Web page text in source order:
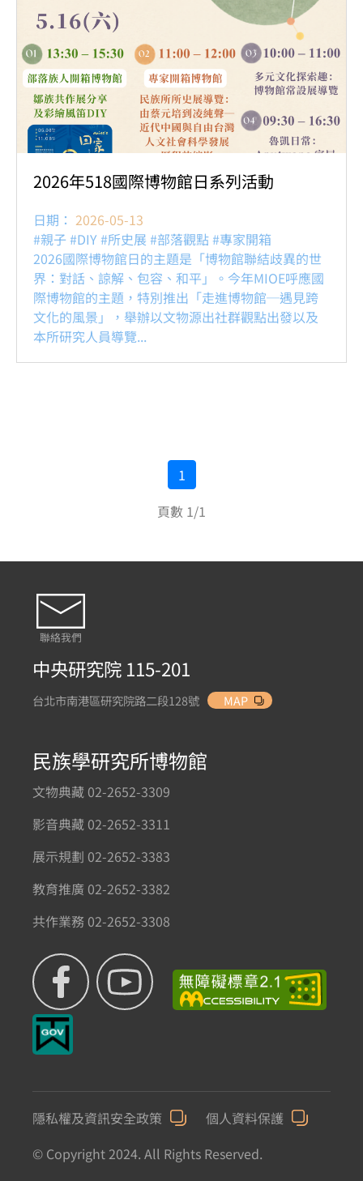
2026年518國際博物館日系列活動
日期： 2026-05-13
#親子 #DIY #所史展 #部落觀點 #專家開箱
2026國際博物館日的主題是「博物館聯結歧異的世
界：對話、諒解、包容、和平」。今年MIOE呼應國
際博物館的主題，特別推出「走進博物館─遇見跨
文化的風景」，舉辦以文物源出社群觀點出發以及
本所研究人員導覽...
1
頁數 1/1
聯絡我們
中央研究院 115-201
台北市南港區研究院路二段128號 MAP
民族學研究所博物館
文物典藏 02-2652-3309
影音典藏 02-2652-3311
展示規劃 02-2652-3383
教育推廣 02-2652-3382
共作業務 02-2652-3308
隱私權及資訊安全政策
個人資料保護
© Copyright 2024. All Rights Reserved.